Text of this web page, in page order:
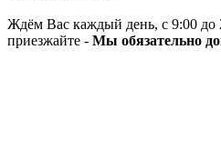
Ждём Вас каждый день, с 9:00 до
приезжайте - Мы обязательно